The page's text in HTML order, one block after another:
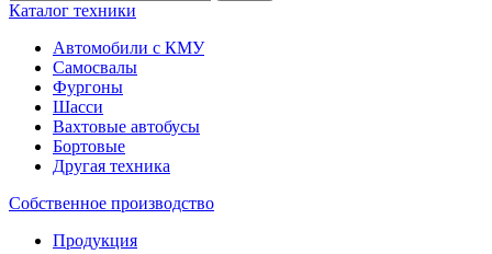
Каталог техники
Автомобили с КМУ
Самосвалы
Фургоны
Шасси
Вахтовые автобусы
Бортовые
Другая техника
Собственное производство
Продукция